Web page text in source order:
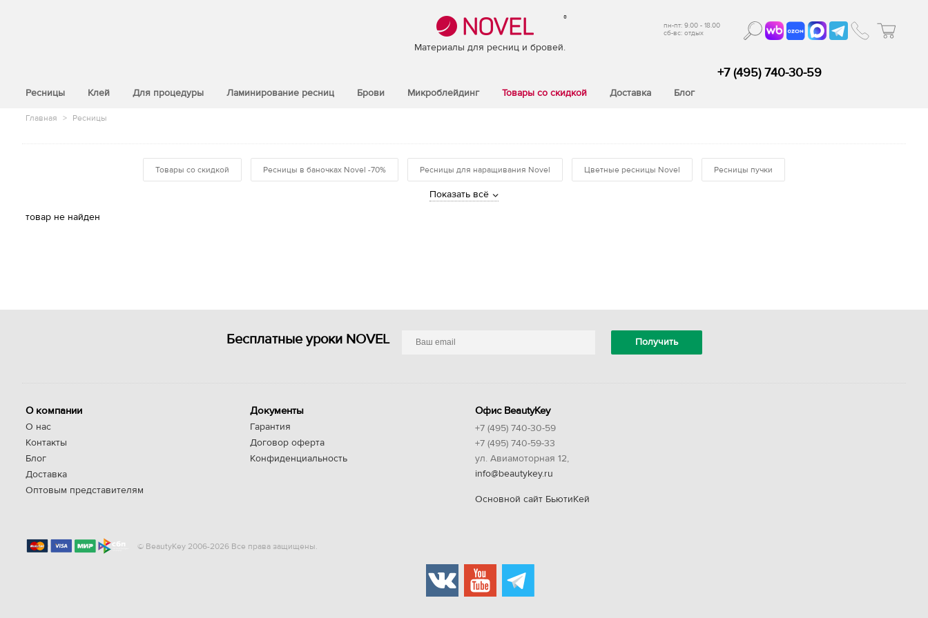
®
Материалы для ресниц и бровей.
пн-пт: 9.00 - 18.00
сб-вс: отдых
Ресницы Клей Для процедуры Ламинирование ресниц Брови Микроблейдинг Товары со скидкой Доставка Блог
+7 (495) 740-30-59
Главная > Ресницы
Товары со скидкой Ресницы в баночках Novel -70% Ресницы для наращивания Novel Цветные ресницы Novel Ресницы пучки
Показать всё
товар не найден
Бесплатные уроки NOVEL
О компании
О нас
Контакты
Блог
Доставка
Оптовым представителям
Документы
Гарантия
Договор оферта
Конфиденциальность
Офис BeautyKey
+7 (495) 740-30-59
+7 (495) 740-59-33
ул. Авиамоторная 12,
info@beautykey.ru
Основной сайт БьютиКей
© BeautyKey 2006-2026 Все права защищены.